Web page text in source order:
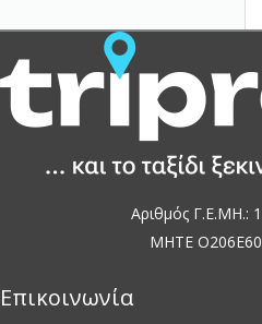
Αριθμός Γ.Ε.ΜΗ.:
MHTE
Επικοινωνία